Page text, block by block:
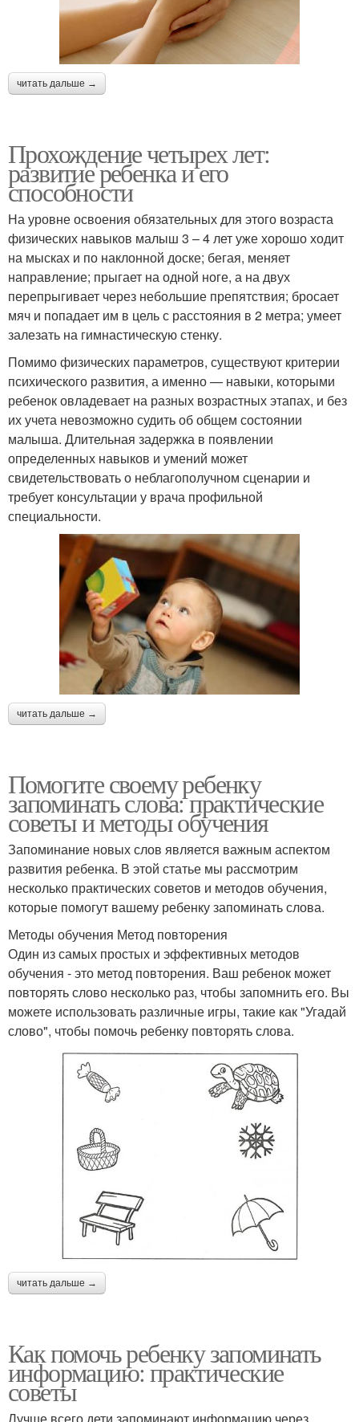
читать дальше →
Прохождение четырех лет:
развитие ребенка и его
способности
На уровне освоения обязательных для этого возраста
физических навыков малыш 3 – 4 лет уже хорошо ходит
на мысках и по наклонной доске; бегая, меняет
направление; прыгает на одной ноге, а на двух
перепрыгивает через небольшие препятствия; бросает
мяч и попадает им в цель с расстояния в 2 метра; умеет
залезать на гимнастическую стенку.
Помимо физических параметров, существуют критерии
психического развития, а именно — навыки, которыми
ребенок овладевает на разных возрастных этапах, и без
их учета невозможно судить об общем состоянии
малыша. Длительная задержка в появлении
определенных навыков и умений может
свидетельствовать о неблагополучном сценарии и
требует консультации у врача профильной
специальности.
читать дальше →
Помогите своему ребенку
запоминать слова: практические
советы и методы обучения
Запоминание новых слов является важным аспектом
развития ребенка. В этой статье мы рассмотрим
несколько практических советов и методов обучения,
которые помогут вашему ребенку запоминать слова.
Методы обучения Метод повторения
Один из самых простых и эффективных методов
обучения - это метод повторения. Ваш ребенок может
повторять слово несколько раз, чтобы запомнить его. Вы
можете использовать различные игры, такие как "Угадай
слово", чтобы помочь ребенку повторять слова.
читать дальше →
Как помочь ребенку запоминать
информацию: практические
советы
Лучше всего дети запоминают информацию через